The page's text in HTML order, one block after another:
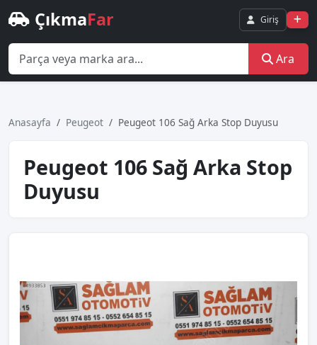
ÇıkmaFar Giriş
Ara
Anasayfa Peugeot Peugeot 106 Sağ Arka Stop Duyusu
Peugeot 106 Sağ Arka Stop
Duyusu